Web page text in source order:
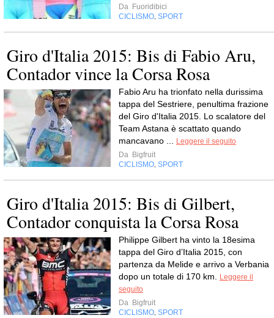
Da Fuoridibici
CICLISMO SPORT
Giro d'Italia 2015: Bis di Fabio Aru,
Contador vince la Corsa Rosa
Fabio Aru ha trionfato nella durissima
tappa del Sestriere, penultima frazione
del Giro d'Italia 2015. Lo scalatore del
Team Astana è scattato quando
mancavano ...
Leggere il seguito
Da Bigfruit
CICLISMO SPORT
Giro d'Italia 2015: Bis di Gilbert,
Contador conquista la Corsa Rosa
Philippe Gilbert ha vinto la 18esima
tappa del Giro d’Italia 2015, con
partenza da Melide e arrivo a Verbania
dopo un totale di 170 km.
Leggere il
seguito
Da Bigfruit
CICLISMO SPORT